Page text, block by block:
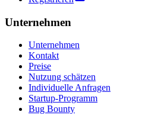
Unternehmen
Unternehmen
Kontakt
Preise
Nutzung schätzen
Individuelle Anfragen
Startup-Programm
Bug Bounty